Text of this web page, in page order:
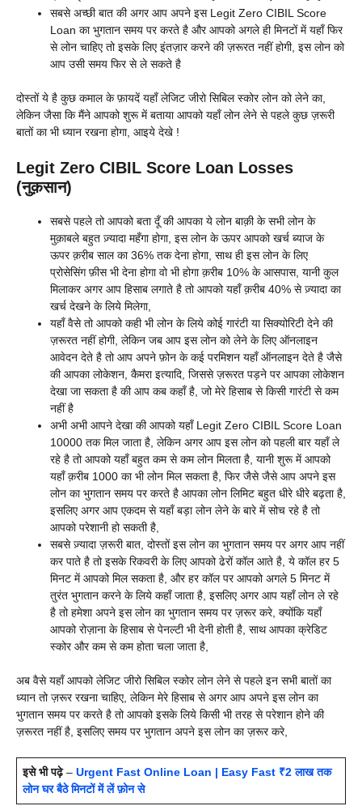
सबसे अच्छी बात की अगर आप अपने इस Legit Zero CIBIL Score
Loan का भुगतान समय पर करते है और आपको अगले ही मिनटों में यहाँ फिर
से लोन चाहिए तो इसके लिए इंतज़ार करने की ज़रूरत नहीं होगी, इस लोन को
आप उसी समय फिर से ले सकते है
दोस्तों ये है कुछ कमाल के फ़ायदें यहाँ लेजिट जीरो सिबिल स्कोर लोन को लेने का,
लेकिन जैसा कि मैंने आपको शुरू में बताया आपको यहाँ लोन लेने से पहले कुछ ज़रूरी
बातों का भी ध्यान रखना होगा, आइये देखे !
Legit Zero CIBIL Score Loan Losses
(नुक़सान)
सबसे पहले तो आपको बता दूँ की आपका ये लोन बाक़ी के सभी लोन के
मुक़ाबले बहुत ज़्यादा महँगा होगा, इस लोन के ऊपर आपको खर्च ब्याज के
ऊपर क़रीब साल का 36% तक देना होगा, साथ ही इस लोन के लिए
प्रोसेसिंग फ़ीस भी देना होगा वो भी होगा क़रीब 10% के आसपास, यानी कुल
मिलाकर अगर आप हिसाब लगाते है तो आपको यहाँ क़रीब 40% से ज़्यादा का
खर्च देखने के लिये मिलेगा,
यहाँ वैसे तो आपको कही भी लोन के लिये कोई गारंटी या सिक्योरिटी देने की
ज़रूरत नहीं होगी, लेकिन जब आप इस लोन को लेने के लिए ऑनलाइन
आवेदन देते है तो आप अपने फ़ोन के कई परमिशन यहाँ ऑनलाइन देते है जैसे
की आपका लोकेशन, कैमरा इत्यादि, जिससे ज़रूरत पड़ने पर आपका लोकेशन
देखा जा सकता है की आप कब कहाँ है, जो मेरे हिसाब से किसी गारंटी से कम
नहीं है
अभी अभी आपने देखा की आपको यहाँ Legit Zero CIBIL Score Loan
10000 तक मिल जाता है, लेकिन अगर आप इस लोन को पहली बार यहाँ ले
रहे है तो आपको यहाँ बहुत कम से कम लोन मिलता है, यानी शुरू में आपको
यहाँ क़रीब 1000 का भी लोन मिल सकता है, फिर जैसे जैसे आप अपने इस
लोन का भुगतान समय पर करते है आपका लोन लिमिट बहुत धीरे धीरे बढ़ता है,
इसलिए अगर आप एकदम से यहाँ बड़ा लोन लेने के बारे में सोच रहे है तो
आपको परेशानी हो सकती है,
सबसे ज़्यादा ज़रूरी बात, दोस्तों इस लोन का भुगतान समय पर अगर आप नहीं
कर पाते है तो इसके रिकवरी के लिए आपको ढेरों कॉल आते है, ये कॉल हर 5
मिनट में आपको मिल सकता है, और हर कॉल पर आपको अगले 5 मिनट में
तुरंत भुगतान करने के लिये कहाँ जाता है, इसलिए अगर आप यहाँ लोन ले रहे
है तो हमेशा अपने इस लोन का भुगतान समय पर ज़रूर करे, क्योंकि यहाँ
आपको रोज़ाना के हिसाब से पेनल्टी भी देनी होती है, साथ आपका क्रेडिट
स्कोर और कम से कम होता चला जाता है,
अब वैसे यहाँ आपको लेजिट जीरो सिबिल स्कोर लोन लेने से पहले इन सभी बातों का
ध्यान तो ज़रूर रखना चाहिए, लेकिन मेरे हिसाब से अगर आप अपने इस लोन का
भुगतान समय पर करते है तो आपको इसके लिये किसी भी तरह से परेशान होने की
ज़रूरत नहीं है, इसलिए समय पर भुगतान अपने इस लोन का ज़रूर करे,
इसे भी पढ़े– Urgent Fast Online Loan | Easy Fast ₹2 लाख तक
लोन घर बैठे मिनटों में लें फ़ोन से